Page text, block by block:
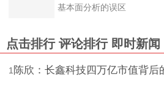
基本面分析的误区
点击排行 评论排行 即时新闻
1 陈欣：长鑫科技四万亿市值背后